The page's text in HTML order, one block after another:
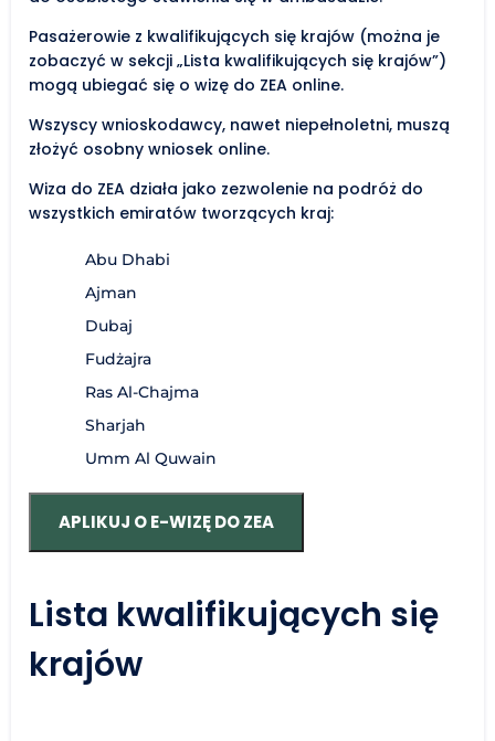
Pasażerowie z kwalifikujących się krajów (można je
zobaczyć w sekcji „Lista kwalifikujących się krajów”)
mogą ubiegać się o wizę do ZEA online.
Wszyscy wnioskodawcy, nawet niepełnoletni, muszą
złożyć osobny wniosek online.
Wiza do ZEA działa jako zezwolenie na podróż do
wszystkich emiratów tworzących kraj:
Abu Dhabi
Ajman
Dubaj
Fudżajra
Ras Al-Chajma
Sharjah
Umm Al Quwain
APLIKUJ O E-WIZĘ DO ZEA
Lista kwalifikujących się
krajów